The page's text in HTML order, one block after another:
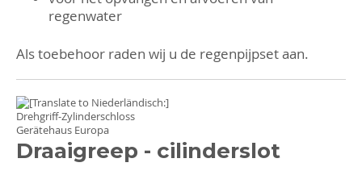
regenwater
Als toebehoor raden wij u de regenpijpset aan.
Draaigreep - cilinderslot